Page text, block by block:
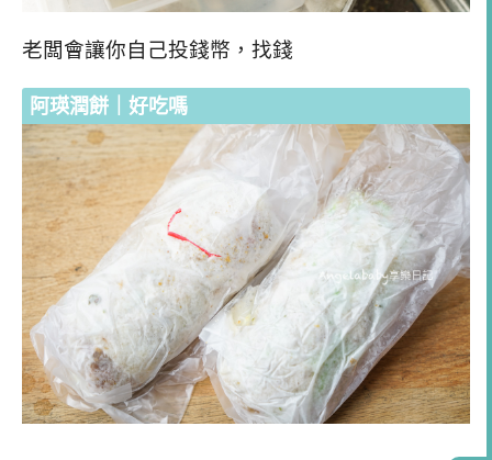
老闆會讓你自己投錢幣，找錢
阿瑛潤餅｜好吃嗎